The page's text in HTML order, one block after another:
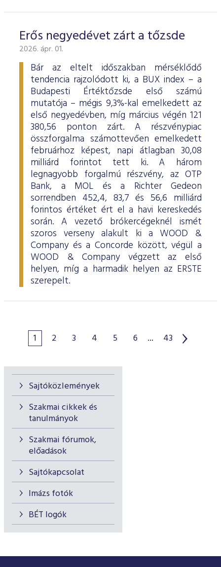
Sajtóközlemények
Szakmai cikkek és
tanulmányok
Szakmai fórumok,
előadások
Sajtókapcsolat
Imázs fotók
BÉT logók
Erős negyedévet zárt a tőzsde
2026. ápr. 01.
Bár az eltelt időszakban mérséklődő
tendencia rajzolódott ki, a BUX index – a
Budapesti Értéktőzsde első számú
mutatója – mégis 9,3%-kal emelkedett az
első negyedévben, míg március végén 121
380,56 ponton zárt. A részvénypiac
összforgalma számottevően emelkedett
februárhoz képest, napi átlagban 30,08
milliárd forintot tett ki. A három
legnagyobb forgalmú részvény, az OTP
Bank, a MOL és a Richter Gedeon
sorrendben 452,4, 83,7 és 56,6 milliárd
forintos értéket ért el a havi kereskedés
során. A vezető brókercégeknél ismét
szoros verseny alakult ki a WOOD &
Company és a Concorde között, végül a
WOOD & Company végzett az első
helyen, míg a harmadik helyen az ERSTE
szerepelt.
1 2 3 4 5 6 ... 43